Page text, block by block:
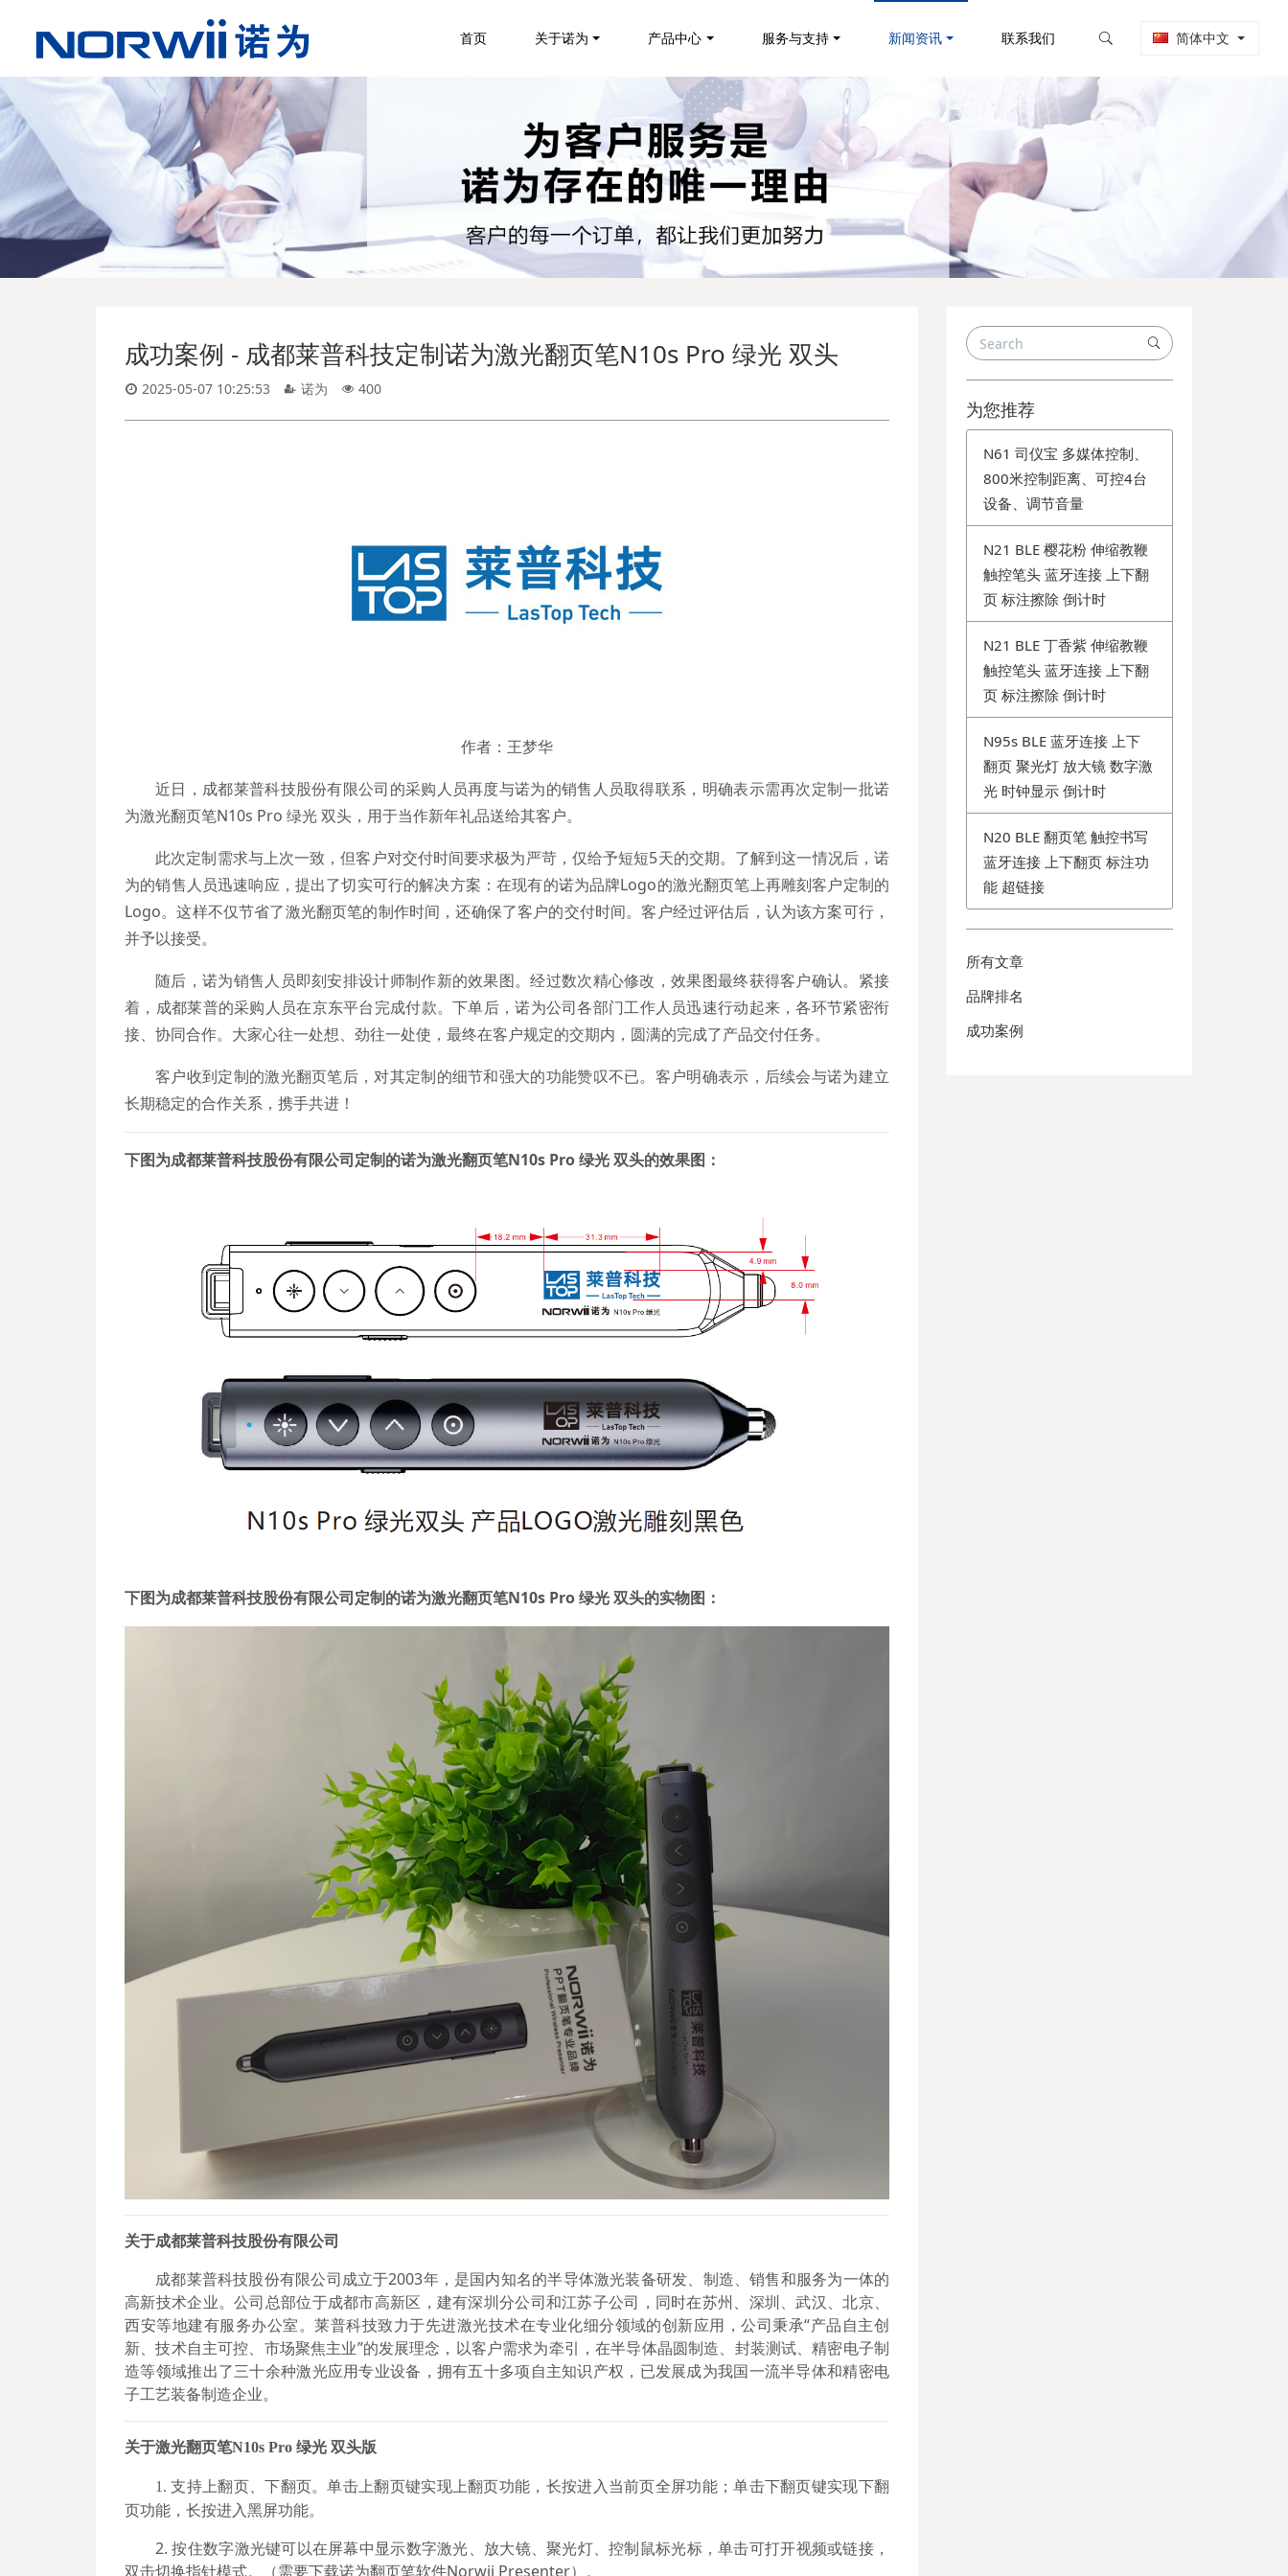
简体中文
首页 关于诺为 产品中心 服务与支持 新闻资讯 联系我们
成功案例 - 成都莱普科技定制诺为激光翻页笔N10s Pro 绿光 双头
2025-05-07 10:25:53 诺为 400
作者：王梦华
近日，成都莱普科技股份有限公司的采购人员再度与诺为的销售人员取得联系，明确表示需再次定制一批诺
为激光翻页笔N10s Pro 绿光 双头，用于当作新年礼品送给其客户。
此次定制需求与上次一致，但客户对交付时间要求极为严苛，仅给予短短5天的交期。了解到这一情况后，诺
为的销售人员迅速响应，提出了切实可行的解决方案：在现有的诺为品牌Logo的激光翻页笔上再雕刻客户定制的
Logo。这样不仅节省了激光翻页笔的制作时间，还确保了客户的交付时间。客户经过评估后，认为该方案可行，
并予以接受。
随后，诺为销售人员即刻安排设计师制作新的效果图。经过数次精心修改，效果图最终获得客户确认。紧接
着，成都莱普的采购人员在京东平台完成付款。下单后，诺为公司各部门工作人员迅速行动起来，各环节紧密衔
接、协同合作。大家心往一处想、劲往一处使，最终在客户规定的交期内，圆满的完成了产品交付任务。
客户收到定制的激光翻页笔后，对其定制的细节和强大的功能赞叹不已。客户明确表示，后续会与诺为建立
长期稳定的合作关系，携手共进！
下图为成都莱普科技股份有限公司定制的诺为激光翻页笔N10s Pro 绿光 双头的效果图：
下图为成都莱普科技股份有限公司定制的诺为激光翻页笔N10s Pro 绿光 双头的实物图：
关于成都莱普科技股份有限公司
成都莱普科技股份有限公司成立于2003年，是国内知名的半导体激光装备研发、制造、销售和服务为一体的
高新技术企业。公司总部位于成都市高新区，建有深圳分公司和江苏子公司，同时在苏州、深圳、武汉、北京、
西安等地建有服务办公室。莱普科技致力于先进激光技术在专业化细分领域的创新应用，公司秉承“产品自主创
新、技术自主可控、市场聚焦主业”的发展理念，以客户需求为牵引，在半导体晶圆制造、封装测试、精密电子制
造等领域推出了三十余种激光应用专业设备，拥有五十多项自主知识产权，已发展成为我国一流半导体和精密电
子工艺装备制造企业。
关于激光翻页笔N10s Pro 绿光 双头版
1.支持上翻页、下翻页。单击上翻页键实现上翻页功能，长按进入当前页全屏功能；单击下翻页键实现下翻
页功能，长按进入黑屏功能。
2. 按住数字激光键可以在屏幕中显示数字激光、放大镜、聚光灯、控制鼠标光标，单击可打开视频或链接，
双击切换指针模式。（需要下载诺为翻页笔软件Norwii Presenter）。
为您推荐
N61 司仪宝 多媒体控制、
800米控制距离、可控4台
设备、调节音量
N21 BLE 樱花粉 伸缩教鞭
触控笔头 蓝牙连接 上下翻
页 标注擦除 倒计时
N21 BLE 丁香紫 伸缩教鞭
触控笔头 蓝牙连接 上下翻
页 标注擦除 倒计时
N95s BLE 蓝牙连接 上下
翻页 聚光灯 放大镜 数字激
光 时钟显示 倒计时
N20 BLE 翻页笔 触控书写
蓝牙连接 上下翻页 标注功
能 超链接
所有文章
品牌排名
成功案例